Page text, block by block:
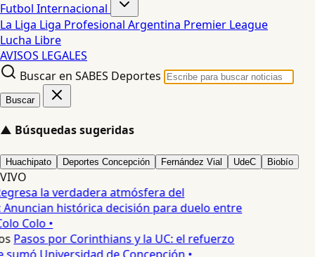
Futbol Internacional
La Liga Liga Profesional Argentina Premier League
Lucha Libre
AVISOS LEGALES
Buscar en SABES Deportes
Buscar
▲ Búsquedas sugeridas
Huachipato Deportes Concepción Fernández Vial UdeC Biobío
VIVO
la verdadera atmósfera del
histórica decisión para duelo entre
Colo •
Pasos por Corinthians y la UC: el refuerzo
Universidad de Concepción •